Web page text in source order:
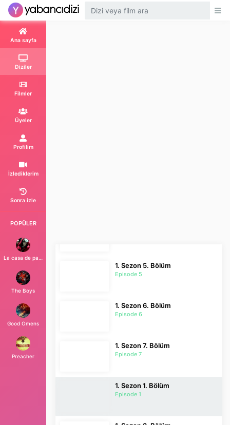
Ana sayfa
Diziler
Filmler
Üyeler
Profilim
İzlediklerim
Sonra izle
POPÜLER
La casa de papel
The Boys
Good Omens
Preacher
1. Sezon 5. Bölüm
Episode 5
1. Sezon 6. Bölüm
Episode 6
1. Sezon 7. Bölüm
Episode 7
1. Sezon 1. Bölüm
Episode 1